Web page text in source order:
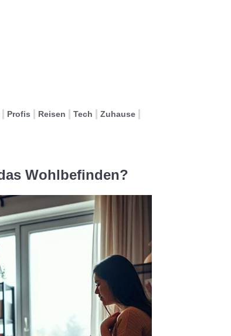
Profis Reisen Tech Zuhause
Wohlbefinden?